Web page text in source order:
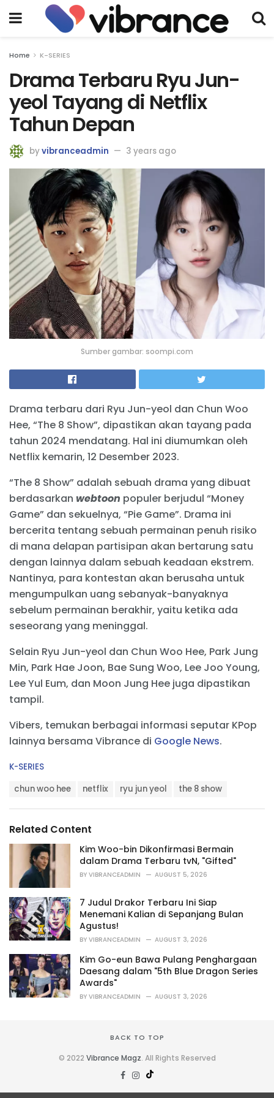
Home K-SERIES
Drama Terbaru Ryu Jun-
yeol Tayang di Netflix
Tahun Depan
byvibranceadmin 3 years ago
Sumber gambar: soompi.com
Drama terbaru dari Ryu Jun-yeol dan Chun Woo
Hee, “The 8 Show”, dipastikan akan tayang pada
tahun 2024 mendatang. Hal ini diumumkan oleh
Netflix kemarin, 12 Desember 2023.
“The 8 Show” adalah sebuah drama yang dibuat
berdasarkan webtoon populer berjudul “Money
Game” dan sekuelnya, “Pie Game”. Drama ini
bercerita tentang sebuah permainan penuh risiko
di mana delapan partisipan akan bertarung satu
dengan lainnya dalam sebuah keadaan ekstrem.
Nantinya, para kontestan akan berusaha untuk
mengumpulkan uang sebanyak-banyaknya
sebelum permainan berakhir, yaitu ketika ada
seseorang yang meninggal.
Selain Ryu Jun-yeol dan Chun Woo Hee, Park Jung
Min, Park Hae Joon, Bae Sung Woo, Lee Joo Young,
Lee Yul Eum, dan Moon Jung Hee juga dipastikan
tampil.
Vibers, temukan berbagai informasi seputar KPop
lainnya bersama Vibrance di Google News.
C
r
i
K-SERIES
:
chun woo hee netflix ryu jun yeol the 8 show
Related Content
Kim Woo-bin Dikonfirmasi Bermain
dalam Drama Terbaru tvN, "Gifted"
BY VIBRANCEADMIN AUGUST 5, 2026
7 Judul Drakor Terbaru Ini Siap
Menemani Kalian di Sepanjang Bulan
Agustus!
BY VIBRANCEADMIN AUGUST 3, 2026
Kim Go-eun Bawa Pulang Penghargaan
Daesang dalam "5th Blue Dragon Series
Awards"
BY VIBRANCEADMIN AUGUST 3, 2026
BACK TO TOP
© 2022 Vibrance Magz. All Rights Reserved